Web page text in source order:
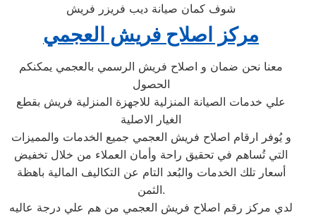
شوف كمان صيانة ديب فريزر فريش
مركز اصلاح فريش العجمي
معنا نحن ضمان و اصلاح فريش الرسمي بالعجمي يمكنكم
الحصول
علي خدمات الصيانة المنزلية للاجهزة المنزلية فريش بقطع
الغيار الاصلية
و يُوفر ارقام اصلاح فريش العجمي جميع الخدمات والمميزات
التي تُساهم في تحقيق راحة وأمان العملاء من خلال تخفيض
أسعار تلك الخدمات والبُعد التام عن التكاليف المالية باهظة
الثمن.
لدي مركز رقم اصلاح فريش العجمي من هم علي درجة عاليه